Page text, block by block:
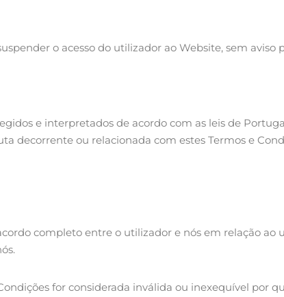
o acesso do utilizador ao Website, sem
e interpretados de acordo com as leis de
decorrente ou relacionada com estes Termos e
completo entre o utilizador e nós em relação
for considerada inválida ou inexequível por